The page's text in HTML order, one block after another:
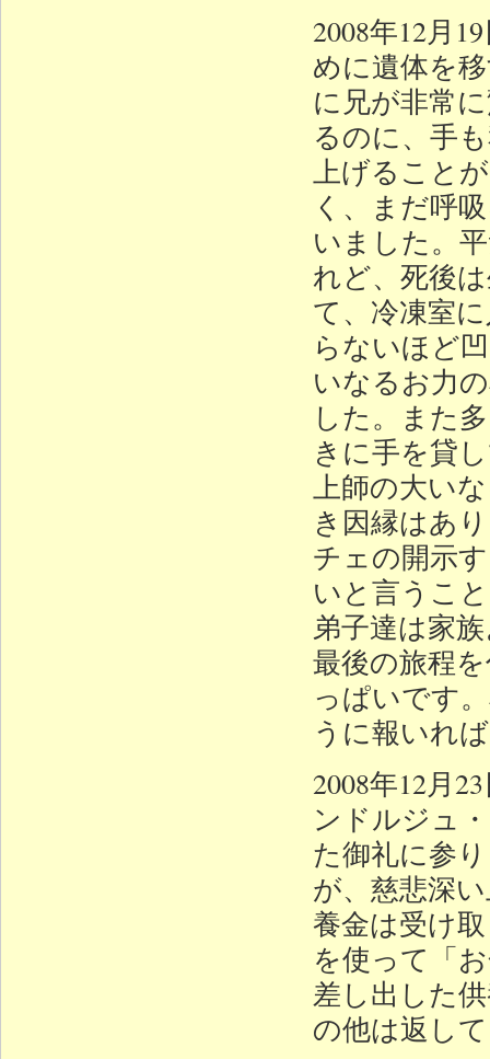
2008年12月
めに遺体を
に兄が非常
るのに、手
上げること
く、まだ呼
いました。
れど、死後
て、冷凍室
らないほど
いなるお力
した。また
きに手を貸
上師の大い
き因縁はあ
チェの開示
いと言うこ
弟子達は家
最後の旅程
っぱいです
うに報いれ
2008年12月
ンドルジュ
た御礼に参
が、慈悲深
養金は受け
を使って「
差し出した
の他は返し